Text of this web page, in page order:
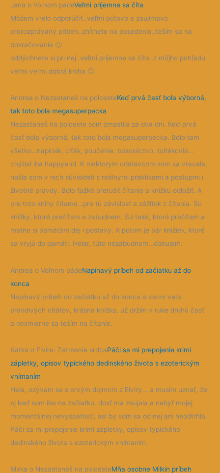
Jana o Voľnom pádeVeľmi príjemne sa číta
Môžem vrelo odporúčiť..veľmi pútavo a zaujímavo
prerozprávaný príbeh..zhĺtnete na posedenie..teším sa na
pokračovanie 🙂
oddýchnete si pri nej..veľmi príjemne sa číta..z môjho pohľadu
veľmi veľmi dobrá kniha 🙂
Andrea o Nezastaneš na polcesteKeď prvá časť bola výborná,
tak toto bola megasuperpecka
Nezastaneš na polceste som zmastila za dva dni. Keď prvá
časť bola výborná, tak toto bola megasuperpecka. Bolo tam
všetko…napinák, ciťák, poučenie, bosoráctvo, toltékovia…
chýbal iba happyend. K niektorým odstavcom som sa vracala,
našla som v nich súvislosti s reálnymi praktikami a postupmi i
životné pravdy. Bolo ťažké prerušiť čítanie a knižku odložiť. A
pre toto knihy čítame…pre tú závislosť a zážitok z čítania. Sú
knižky, ktoré prečítam a zabudnem. Sú také, ktoré prečítam a
matne si pamätám dej i postavy. A potom je pár knižiek, ktoré
sa vryjú do pamäti. Helar, túto nezabudnem…ďakujem.
Andrea o Voľnom pádeNapínavý príbeh od začiatku až do
konca
Napínavý príbeh od začiatku až do konca a veľmi veľa
pravdivých citátov, krásna knižka, už držím v ruke druhú časť
a nesmierne sa teším na čítanie.
Katka o Elvíre: Zatmenie srdcaPáči sa mi prepojenie krimi
zápletky, opisov typického dedinského života s ezoterickým
vnímaním
Hela, ozývam sa s prvým dojmom z Elvíry... a musím uznať, že
aj keď som iba na začiatku, dosť ma zaujala a nebyť mojej
momentálnej nevyspatosti, asi by som sa od nej ani neodtrhla.
Páči sa mi prepojenie krimi zápletky, opisov typického
dedinského života s ezoterickým vnímaním.
Mirka o Nezastaneš na polcesteMňa osobne Milkin príbeh